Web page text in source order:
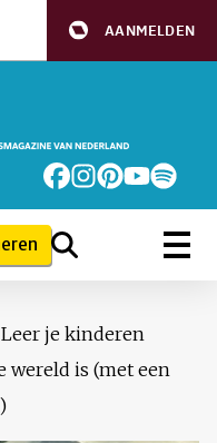
AANMELDEN
Leer je kinderen
wereld is (met een